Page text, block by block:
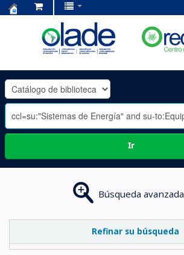
OLADE
-
Ir
Búsqueda avanzada
Refinar su búsqueda